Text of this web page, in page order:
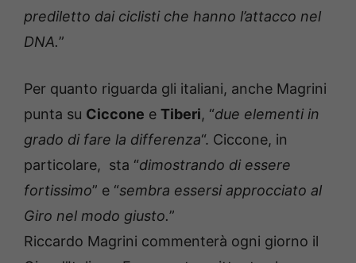
prediletto dai ciclisti che hanno l’attacco nel
DNA.”
Per quanto riguarda gli italiani, anche Magrini
punta su Ciccone e Tiberi, “due elementi in
grado di fare la differenza“. Ciccone, in
particolare, sta “dimostrando di essere
fortissimo” e “sembra essersi approcciato al
Giro nel modo giusto.”
Riccardo Magrini commenterà ogni giorno il